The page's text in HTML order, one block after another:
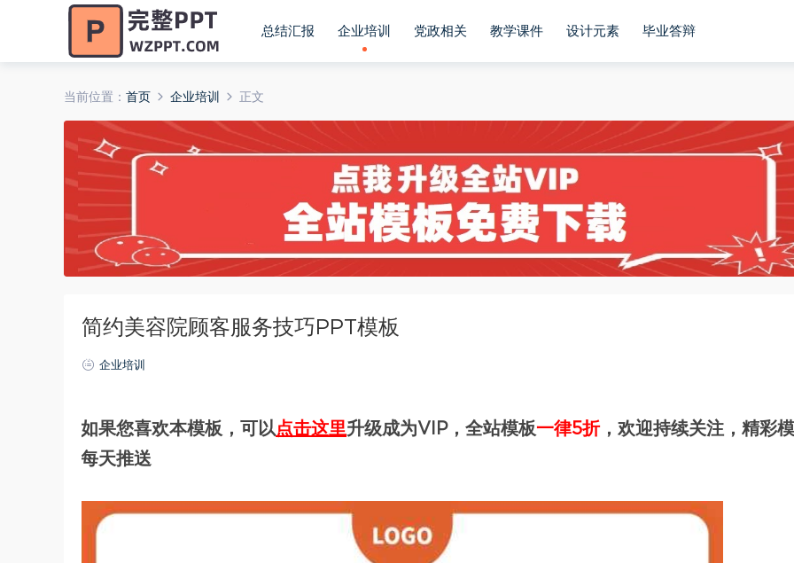
总结汇报 企业培训 党政相关 教学课件 设计元素 毕业答辩
当前位置： 首页 企业培训 正文
简约美容院顾客服务技巧PPT模板
企业培训
如果您喜欢本模板，可以点击这里升级成为VIP，全站模板一律5折，欢迎持续关注，精彩
每天推送